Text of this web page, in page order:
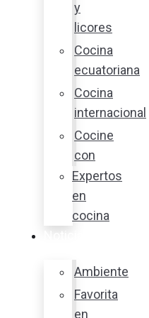
y
licores
Cocina
ecuatoriana
Cocina
internacional
Cocine
con
Expertos
en
cocina
Ambiente
Favorita
en